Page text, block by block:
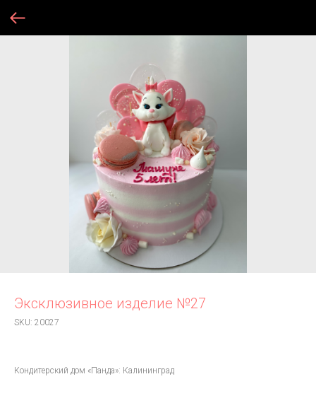
Эксклюзивное изделие №27
SKU: 20027
Кондитерский дом «Панда»: Калининград